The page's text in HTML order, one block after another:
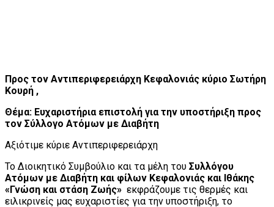
Προς τον Αντιπεριφερειάρχη Κεφαλονιάς κύριο Σωτήρη
Κουρή ,
Θέμα: Ευχαριστήρια επιστολή για την υποστήριξη προς
τον Σύλλογο Ατόμων με Διαβήτη
Αξιότιμε κύριε Αντιπεριφερειάρχη
Το Διοικητικό Συμβούλιο και τα μέλη του Συλλόγου
Ατόμων με Διαβήτη και φίλων Κεφαλονιάς και Ιθάκης
«Γνώση και στάση Ζωής» εκφράζουμε τις θερμές και
ειλικρινείς μας ευχαριστίες για την υποστήριξη, το